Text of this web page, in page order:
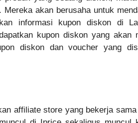
akan berusaha untuk
informasi kupon diskon di
kupon diskon yang akan
diskon dan voucher yang
affiliate store yang bekerja